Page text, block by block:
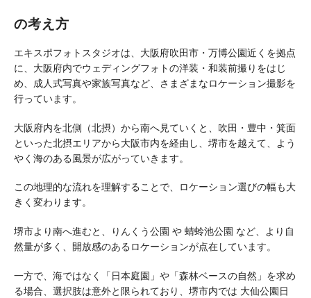
の考え方
エキスポフォトスタジオは、大阪府吹田市・万博公園近くを拠点
に、大阪府内でウェディングフォトの洋装・和装前撮りをはじ
め、成人式写真や家族写真など、さまざまなロケーション撮影を
行っています。
大阪府内を北側（北摂）から南へ見ていくと、吹田・豊中・箕面
といった北摂エリアから大阪市内を経由し、堺市を越えて、よう
やく海のある風景が広がっていきます。
この地理的な流れを理解することで、ロケーション選びの幅も大
きく変わります。
堺市より南へ進むと、りんくう公園 や 蜻蛉池公園 など、より自
然量が多く、開放感のあるロケーションが点在しています。
一方で、海ではなく「日本庭園」や「森林ベースの自然」を求め
る場合、選択肢は意外と限られており、堺市内では 大仙公園日